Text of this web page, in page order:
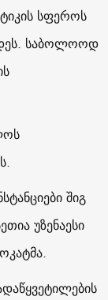
სფეროს
საბოლოოდ
შიგ
უზენაესი